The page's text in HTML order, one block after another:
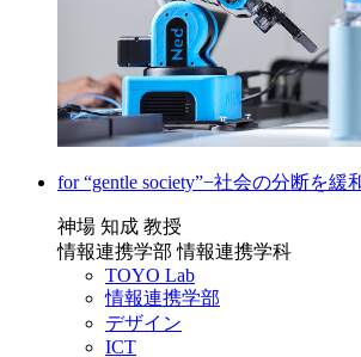
for “gentle society”−社会の分断を緩
神場 知成 教授
情報連携学部 情報連携学科
TOYO Lab
情報連携学部
デザイン
ICT